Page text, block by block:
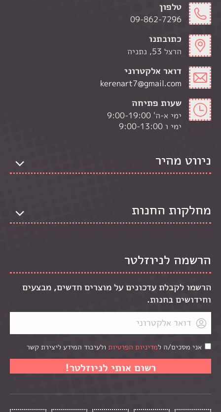
טלפון
09-862-7296
כתובתנו
הרצל 53, נתניה
דואר אלקטרוני
kerenart7@gmail.com
שעות פתיחה
ימי א-ה' 9:00-19:00
ימי ו 9:00-13:00
ניווט מהיר
מחלקות החנות
הרשמה לניוזלטר
הרשמו לקבלת עדכונים על מוצרים חדשים, מבצעים
וחידושים בחנות.
אני מסכים/ה למדיניות הפרטיות ולעיבוד המידע ליצירת קשר